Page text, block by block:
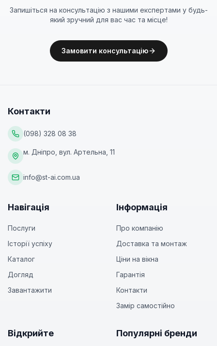
Запишіться на консультацію з нашими експертами у будь-
який зручний для вас час та місце!
Замовити консультацію
Контакти
(098) 328 08 38
м. Дніпро, вул. Артельна, 11
info@st-ai.com.ua
Навігація
Послуги
Історії успіху
Каталог
Догляд
Завантажити
Інформація
Про компанію
Доставка та монтаж
Ціни на вікна
Гарантія
Контакти
Замір самостійно
Відкрийте Популярні бренди